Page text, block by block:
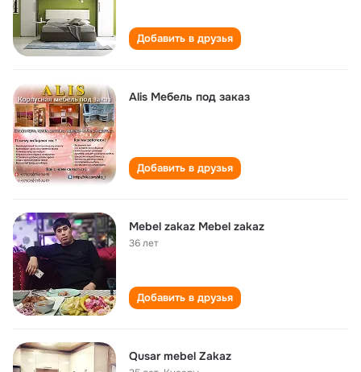
Добавить в друзья
Alis Мебель под заказ
Добавить в друзья
Mebel zakaz Mebel zakaz
36 лет
Добавить в друзья
Qusar mebel Zakaz